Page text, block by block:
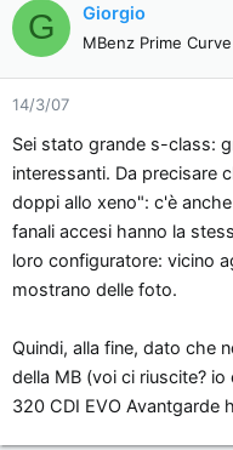
G Giorgio
MBenz Prime Curve
14/3/07
Sei stato grande s-class:
interessanti. Da precisare
doppi allo xeno": c'è
fanali accesi hanno la
loro configuratore: vicino
mostrano delle foto.
Quindi, alla fine, dato che
della MB (voi ci riuscite?
320 CDI EVO Avantgarde